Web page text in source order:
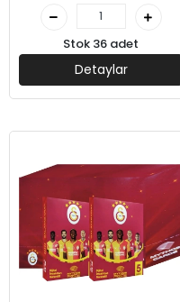
Stok 36 adet
Detaylar